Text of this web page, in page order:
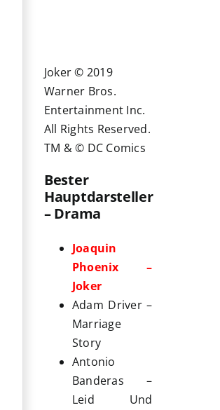
Joker © 2019
Warner Bros.
Entertainment Inc.
All Rights Reserved.
TM & © DC Comics
Bester
Hauptdarsteller
– Drama
Joaquin
Phoenix –
Joker
Adam Driver –
Marriage
Story
Antonio
Banderas –
Leid Und